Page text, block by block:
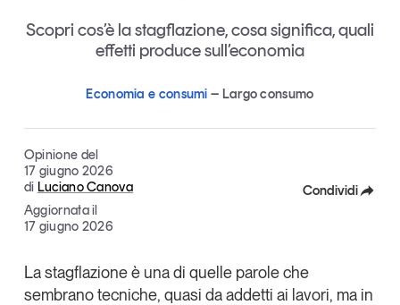
Magazine
Interviste
Comunicati stampa
Video
Podcast
Studi e ricerche
Tutti gli studi e le ricerche
Eventi e formazione
Scopri cos’è la stagflazione, cosa significa, quali
effetti produce sull’economia
Economia e consumi Largo consumo
Opinione del
17 giugno 2026
di Luciano Canova
Aggiornata il
17 giugno 2026
Condividi
Linkedin
Lastagflazioneè una di quelle parole che
sembrano tecniche, quasi da addetti ai lavori, ma in